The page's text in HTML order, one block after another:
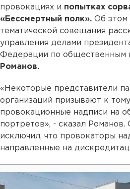
провокациях и попытках
«Бессмертный полк». Об этом
тематической совещания
управления делами
Федерации по общественным
Романов.
«Некоторые представители
организаций призывают к
провокационные надписи на
портретов», - сказал Романов.
исключил, что провокаторы
направленные на